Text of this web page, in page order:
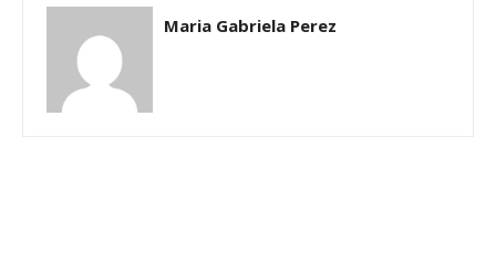
Maria Gabriela Perez